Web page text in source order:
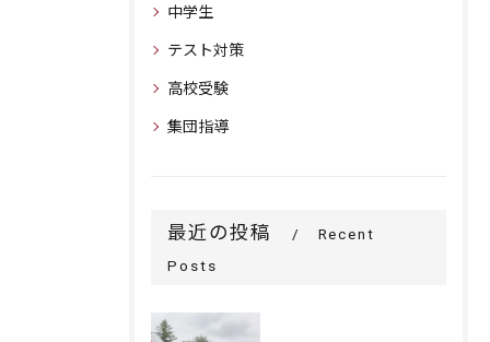
中学生
テスト対策
高校受験
集団指導
最近の投稿
Recent
Posts